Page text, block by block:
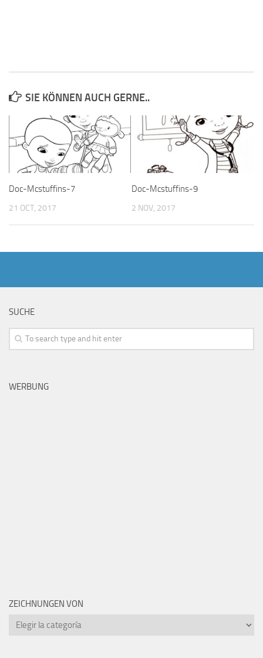
SIE KÖNNEN AUCH GERNE..
Doc-Mcstuffins-7
21 OCT, 2017
Doc-Mcstuffins-9
2 NOV, 2017
SUCHE
WERBUNG
ZEICHNUNGEN VON
Zeichnungen